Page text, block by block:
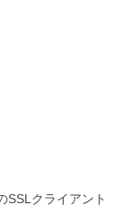
SSLクライアント